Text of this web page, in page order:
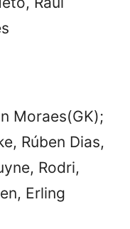
Moraes(GK);
Rúben Dias,
Rodri,
Erling